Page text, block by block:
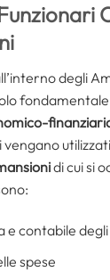
degli
vengano
di cui si
contabile degli
spese